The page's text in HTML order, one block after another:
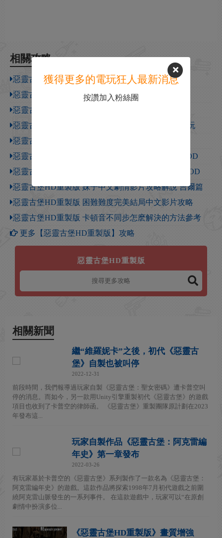
相關攻略
惡靈古堡HD重製版 吉爾換性感海盜服裝MOD
惡靈古堡HD重製版 吉爾換艾達旗袍服裝MOD
惡靈古堡HD重製版 吉爾篇小刀2小時通關影片攻略
惡靈古堡HD重製版 小刀玩法影片教程 怎麽用小刀玩
惡靈古堡HD重製版 克里斯換威斯克警服裝MOD
惡靈古堡HD重製版 吉爾BSAA換生化2艾達服裝MOD
惡靈古堡HD重製版 吉爾換生化6雪莉海倫娜服裝MOD
惡靈古堡HD重製版 妹子中文劇情影片攻略解說 吉爾篇
惡靈古堡HD重製版 困難難度完美結局中文影片攻略
惡靈古堡HD重製版 卡頓音不同步怎麽解決的方法參考
更多【惡靈古堡HD重製版】攻略
惡靈古堡HD重製版
相關新聞
繼“維羅妮卡”之後，初代《惡靈古
堡》自製也被叫停
2022-12-31
前段時間，我們報導過玩家自製《惡靈古堡：聖女密碼》遭卡普空叫
停的消息。而如今，另一款用Unity引擎重製初代《惡靈古堡》的遊戲
項目也收到了卡普空的律師函。 《惡靈古堡》重製團隊原計劃在2023
年發布這...
玩家自製作品《惡靈古堡：阿克雷編
年史》第一章發布
2022-03-26
有玩家基於卡普空的《惡靈古堡》系列製作了一款名為《惡靈古堡：
阿克雷編年史》的遊戲。這款作品將探索1998年7月初代遊戲之前圍
繞阿克雷山脈發生的一系列事件。 在這款遊戲中，玩家可以“在原創
劇情中扮演多位...
《惡靈古堡HD重製版》畫質增強
獲得更多的電玩狂人最新消息
按讚加入粉絲團